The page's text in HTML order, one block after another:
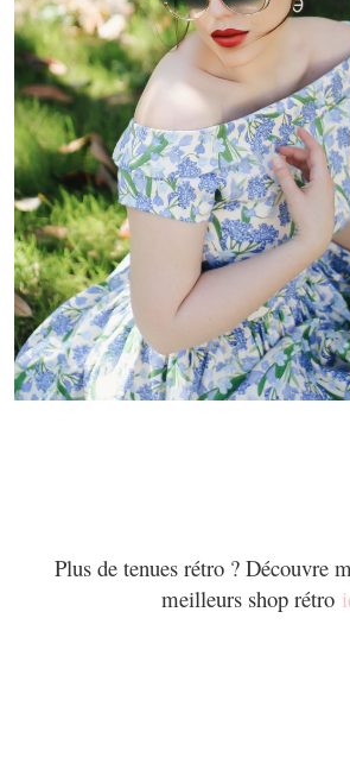
Plus de tenues rétro ? Découvre
meilleurs shop rétro